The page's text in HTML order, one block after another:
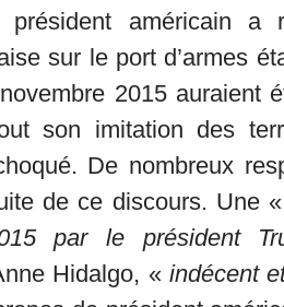
président américain
sur le port d’armes
2015 auraient
son imitation des
De nombreux
de ce discours. Une
par le président
Hidalgo, « indécent